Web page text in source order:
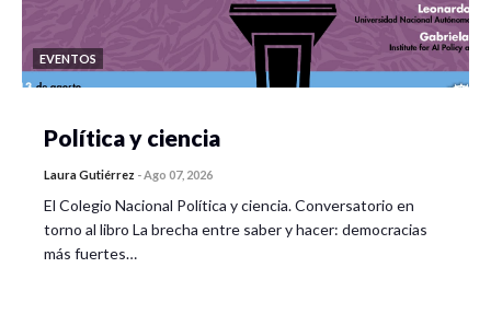
EVENTOS
Política y ciencia
Laura Gutiérrez -Ago 07, 2026
El Colegio Nacional Política y ciencia. Conversatorio en
torno al libro La brecha entre saber y hacer: democracias
más fuertes…